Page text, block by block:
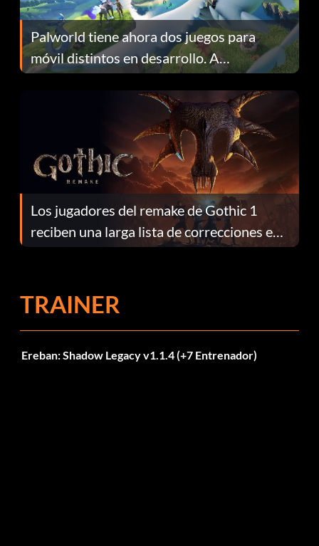
Palworld tiene ahora dos juegos para
móvil distintos en desarrollo. A
continuación te explicamos por qué.
Los jugadores del remake de Gothic 1
reciben una larga lista de correcciones en
el parche 1.0.4
TRAINER
Ereban: Shadow Legacy v1.1.4 (+7 Entrenador)